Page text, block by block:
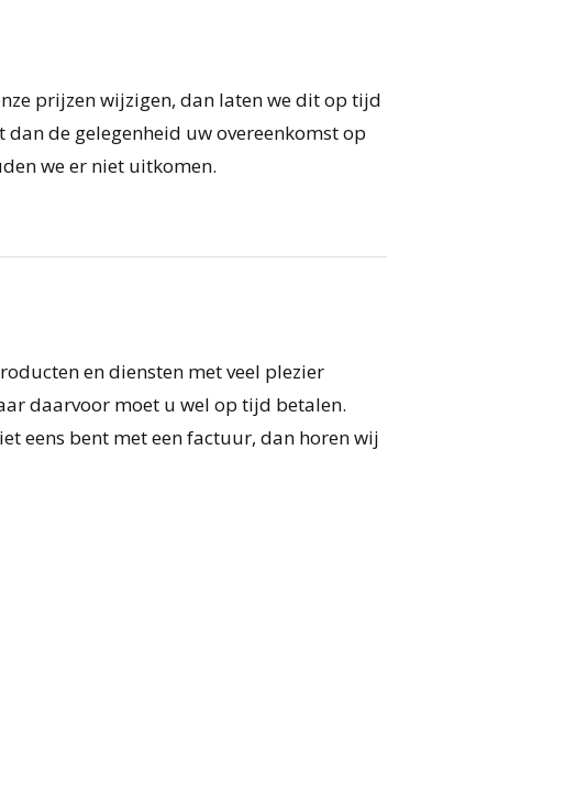
prijzen wijzigen, dan laten we dit op tijd
dan de gelegenheid uw overeenkomst op
we er niet uitkomen.
en diensten met veel plezier
daarvoor moet u wel op tijd betalen.
eens bent met een factuur, dan horen wij